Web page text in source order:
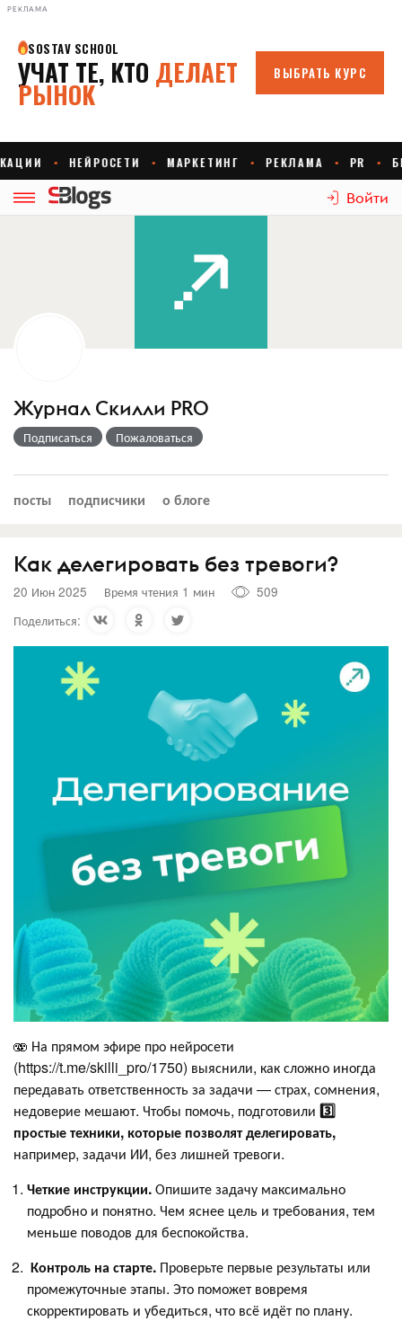
РЕКЛАМА
Войти
Журнал Скилли PRO
Подписаться Пожаловаться
посты подписчики о блоге
Как делегировать без тревоги?
20 Июн 2025 Время чтения 1 мин
509
Поделиться:
🫨 На прямом эфире про нейросети
(https://t.me/skilli_pro/1750) выяснили, как сложно иногда
передавать ответственность за задачи — страх, сомнения,
недоверие мешают. Чтобы помочь, подготовили 3️⃣
простые техники, которые позволят делегировать,
например, задачи ИИ, без лишней тревоги.
Четкие инструкции.Опишите задачу максимально
подробно и понятно. Чем яснее цель и требования, тем
меньше поводов для беспокойства.
Контроль на старте. Проверьте первые результаты или
промежуточные этапы. Это поможет вовремя
скорректировать и убедиться, что всё идёт по плану.